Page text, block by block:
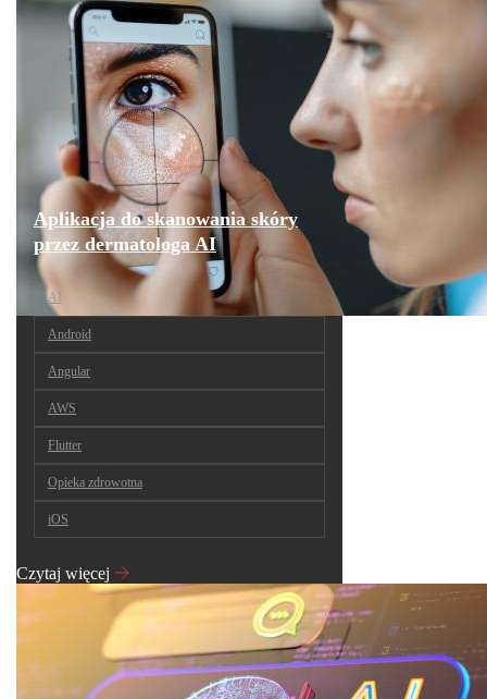
Aplikacja do skanowania skóry
przez dermatologa AI
AI
Android
Angular
AWS
Flutter
Opieka zdrowotna
iOS
Czytaj więcej